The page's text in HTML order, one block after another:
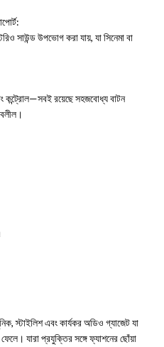
সাউন্ড উপভোগ করা যায়, যা সিনেমা বা
কন্ট্রোল—সবই রয়েছে সহজবোধ্য বাটন
এবং কার্যকর অডিও গ্যাজেট যা
যারা প্রযুক্তির সঙ্গে ফ্যাশনের ছোঁয়া